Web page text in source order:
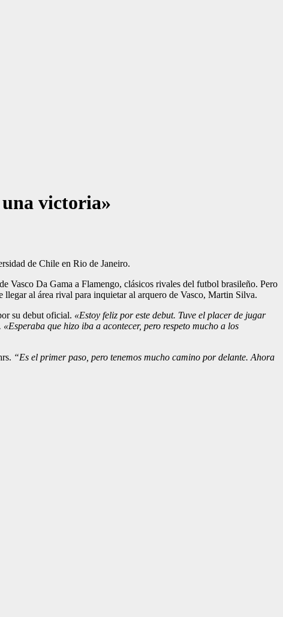
victoria»
de Chile en Rio de Janeiro.
Vasco Da Gama a Flamengo, clásicos rivales del futbol brasileño. Pero
llegar al área rival para inquietar al arquero de Vasco, Martin Silva.
su debut oficial. «Estoy feliz por este debut. Tuve el placer de jugar
«Esperaba que hizo iba a acontecer, pero respeto mucho a los
“Es el primer paso, pero tenemos mucho camino por delante. Ahora